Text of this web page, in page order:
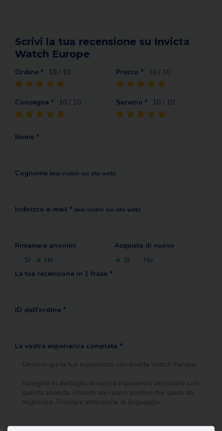
Scrivi la tua recensione su Invicta
Watch Europe
Ordine * 10 / 10 Prezzo * 10 / 10
Consegna * 10 / 10 Servizio * 10 / 10
Nome *
Cognome (mai visibili sul sito web)
Indirizzo e-mail * (mai visibili sul sito web)
Rimanere anonimi
Sì
No
Acquista di nuovo
Sì
No
La tua recensione in 1 frase *
ID dell'ordine *
La vostra esperienza completa *